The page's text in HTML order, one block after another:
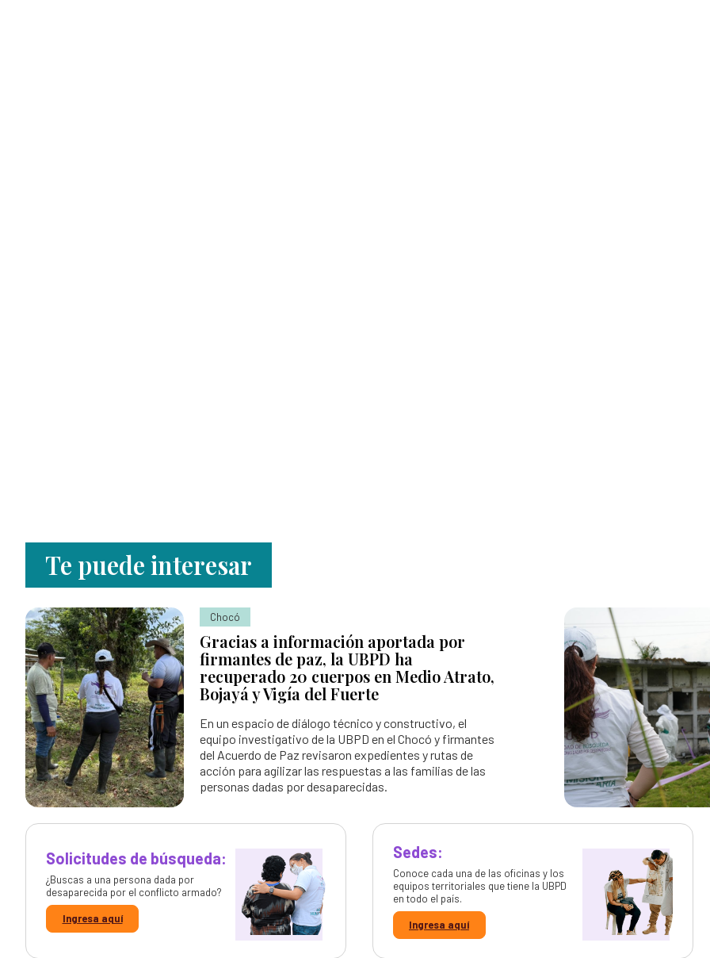
Te puede interesar
Chocó
Gracias a información aportada por
firmantes de paz, la UBPD ha
recuperado 20 cuerpos en Medio Atrato,
Bojayá y Vigía del Fuerte
En un espacio de diálogo técnico y constructivo, el
equipo investigativo de la UBPD en el Chocó y firmantes
del Acuerdo de Paz revisaron expedientes y rutas de
acción para agilizar las respuestas a las familias de las
personas dadas por desaparecidas.
Solicitudes de búsqueda:
¿Buscas a una persona dada por
desaparecida por el conflicto armado?
Ingresa aquí
Sedes:
Conoce cada una de las oficinas y los
equipos territoriales que tiene la UBPD
en todo el país.
Ingresa aquí